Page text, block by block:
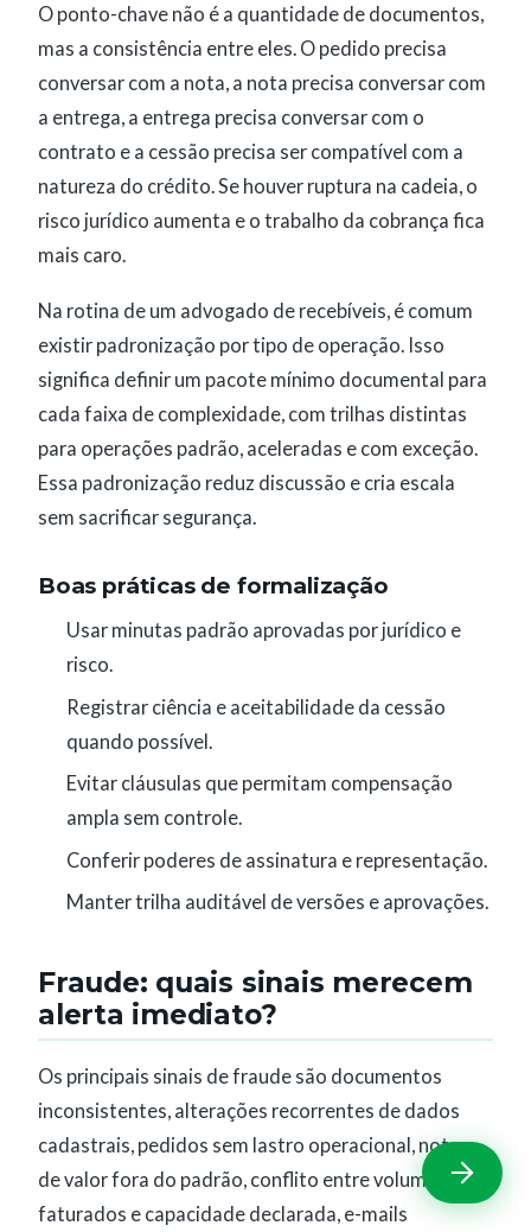
O ponto-chave não é a quantidade de documentos,
mas a consistência entre eles. O pedido precisa
conversar com a nota, a nota precisa conversar com
a entrega, a entrega precisa conversar com o
contrato e a cessão precisa ser compatível com a
natureza do crédito. Se houver ruptura na cadeia, o
risco jurídico aumenta e o trabalho da cobrança fica
mais caro.
Na rotina de um advogado de recebíveis, é comum
existir padronização por tipo de operação. Isso
significa definir um pacote mínimo documental para
cada faixa de complexidade, com trilhas distintas
para operações padrão, aceleradas e com exceção.
Essa padronização reduz discussão e cria escala
sem sacrificar segurança.
Boas práticas de formalização
Usar minutas padrão aprovadas por jurídico e
risco.
Registrar ciência e aceitabilidade da cessão
quando possível.
Evitar cláusulas que permitam compensação
ampla sem controle.
Conferir poderes de assinatura e representação.
Manter trilha auditável de versões e aprovações.
Fraude: quais sinais merecem
alerta imediato?
Os principais sinais de fraude são documentos
inconsistentes, alterações recorrentes de dados
cadastrais, pedidos sem lastro operacional, notas
de valor fora do padrão, conflito entre volumes
faturados e capacidade declarada, e-mails